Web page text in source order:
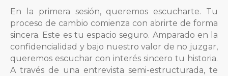
En la primera sesión, queremos escucharte. Tu
proceso de cambio comienza con abrirte de forma
sincera. Este es tu espacio seguro. Amparado en la
confidencialidad y bajo nuestro valor de no juzgar,
queremos escuchar con interés sincero tu historia.
A través de una entrevista semi-estructurada, te